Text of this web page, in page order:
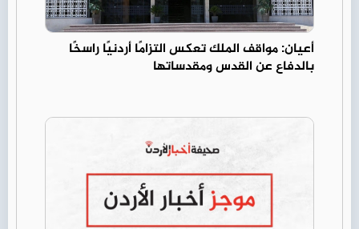
أعيان: مواقف الملك تعكس التزامًا أردنيًا راسخًا
بالدفاع عن القدس ومقدساتها